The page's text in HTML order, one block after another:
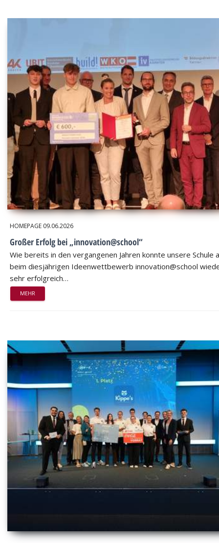
HOMEPAGE 09.06.2026
Großer Erfolg bei „innovation@school“
Wie bereits in den vergangenen Jahren konnte unsere Schule
beim diesjährigen Ideenwettbewerb innovation@school
sehr erfolgreich…
MEHR